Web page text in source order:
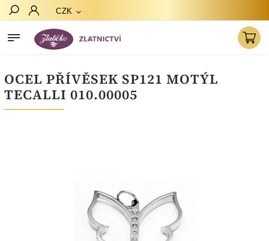
CZK
OCEL PŘÍVĚSEK SP121 MOTÝL
TECALLI 010.00005